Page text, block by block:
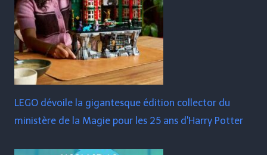
LEGO dévoile la gigantesque édition collector du
ministère de la Magie pour les 25 ans d'Harry Potter